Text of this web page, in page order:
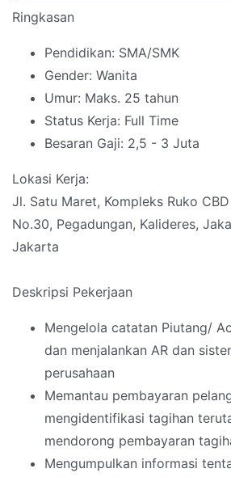
Ringkasan
Pendidikan: SMA/SMK
Gender: Wanita
Umur: Maks. 25 tahun
Status Kerja: Full Time
Besaran Gaji: 2,5 - 3 Juta
Lokasi Kerja:
Jl. Satu Maret, Kompleks Ruko
No.30, Pegadungan, Kalideres,
Jakarta
Deskripsi Pekerjaan
Mengelola catatan Piutang/
dan menjalankan AR dan
perusahaan
Memantau pembayaran
mengidentifikasi tagihan
mendorong pembayaran
Mengumpulkan informasi